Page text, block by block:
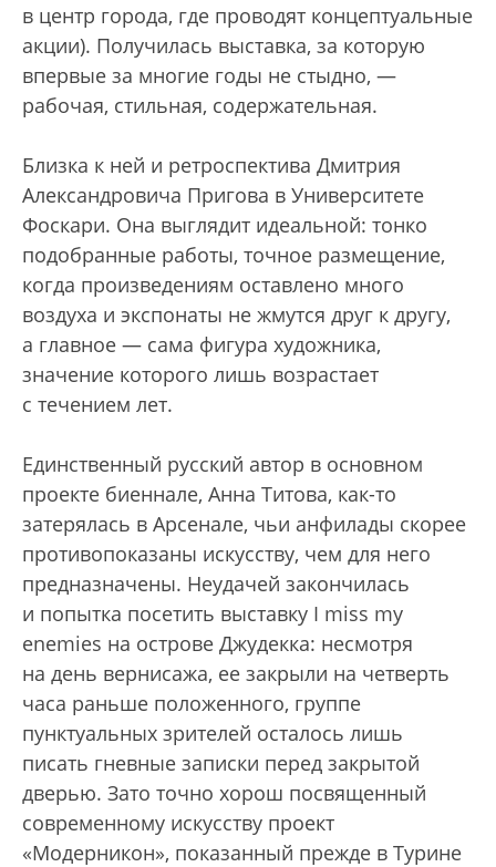
в центр города, где проводят концептуальные
акции). Получилась выставка, за которую
впервые за многие годы не стыдно, —
рабочая, стильная, содержательная.
Близка к ней и ретроспектива Дмитрия
Александровича Пригова в Университете
Фоскари. Она выглядит идеальной: тонко
подобранные работы, точное размещение,
когда произведениям оставлено много
воздуха и экспонаты не жмутся друг к другу,
а главное — сама фигура художника,
значение которого лишь возрастает
с течением лет.
Единственный русский автор в основном
проекте биеннале, Анна Титова, как-то
затерялась в Арсенале, чьи анфилады скорее
противопоказаны искусству, чем для него
предназначены. Неудачей закончилась
и попытка посетить выставку I miss my
enemies на острове Джудекка: несмотря
на день вернисажа, ее закрыли на четверть
часа раньше положенного, группе
пунктуальных зрителей осталось лишь
писать гневные записки перед закрытой
дверью. Зато точно хорош посвященный
современному искусству проект
«Модерникон», показанный прежде в Турине